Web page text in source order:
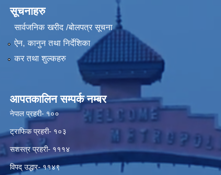
सूचनाहरु
सार्वजनिक खरीद /बोलपत्र सूचना
ऐन, कानुन तथा निर्देशिका
कर तथा शुल्कहरु
आपतकालिन सम्पर्क नम्बर
नेपाल प्रहरी- १००
ट्राफिक प्रहरी- १०३
सशस्त्र प्रहरी- १११४
विपद् उद्धार- ११४९